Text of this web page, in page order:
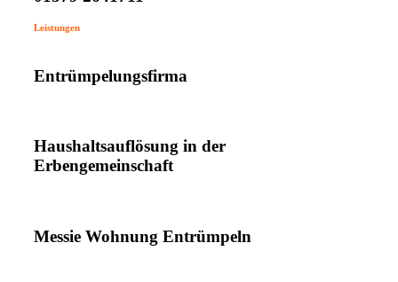
Leistungen
Entrümpelungsfirma
Haushaltsauflösung in der
Erbengemeinschaft
Messie Wohnung Entrümpeln